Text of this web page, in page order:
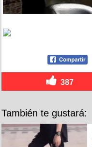
387
También te gustará: